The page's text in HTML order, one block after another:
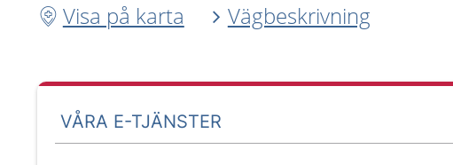
Visa på karta
Vägbeskrivning
VÅRA E-TJÄNSTER